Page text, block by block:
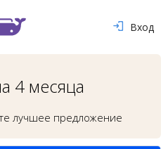
Вход
4 месяца
лучшее предложение